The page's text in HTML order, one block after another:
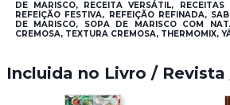
DE MARISCO, RECEITA VERSÁTIL,
REFEIÇÃO FESTIVA, REFEIÇÃO REFINADA,
DE MARISCO, SOPA DE MARISCO COM
CREMOSA, TEXTURA CREMOSA, THERMOMIX,
Incluida no Livro /